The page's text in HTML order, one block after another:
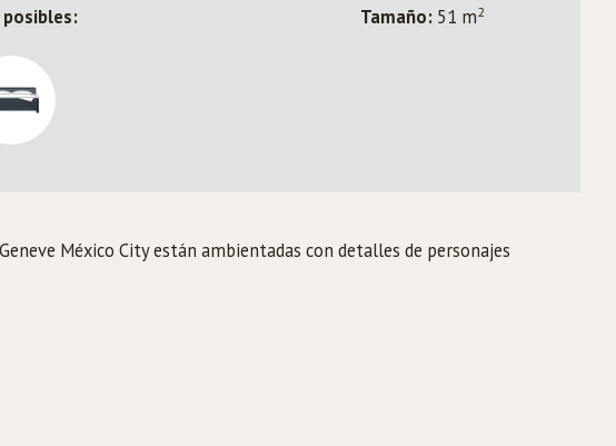
posibles: Tamaño:51 m2
México City están ambientadas con detalles de personajes